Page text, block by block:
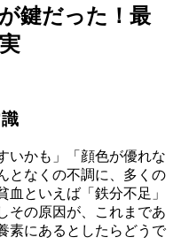
鍵だった！最
実
いかも」「顔色が優れな
となくの不調に、多くの
といえば「鉄分不足」
その原因が、これまであ
素にあるとしたらどうで